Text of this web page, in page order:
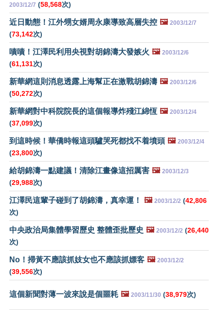
2003/12/7 (58,568次)
近日動態！江外甥女婿周永康導致高層失控 🖼️ 2003/12/7
(73,142次)
嘖嘖！江澤民利用央視對胡錦濤大發嫉火 🖼️ 2003/12/6
(61,131次)
新華網這則消息透露上海幫正在激戰胡錦濤 🖼️ 2003/12/6
(50,272次)
新華網對中科院院長的這個報導炸殘江綿恆 🖼️ 2003/12/4
(37,099次)
到這時候！華僑時報這頭驢哭死都找不着墳頭 🖼️ 2003/12/4
(23,800次)
給胡錦濤一點建議！清除江畫像這招厲害 🖼️ 2003/12/3
(29,988次)
江澤民這輩子碰到了胡錦濤，真幸運！ 🖼️ 2003/12/2 (42,806
次)
中央政治局集體學習歷史 整體歪批歷史 🖼️ 2003/12/2 (26,440
次)
No！掃黃不應該抓妓女也不應該抓嫖客 🖼️ 2003/12/2
(39,556次)
這個新聞對薄一波來說是個噩耗 🖼️ 2003/11/30 (38,979次)